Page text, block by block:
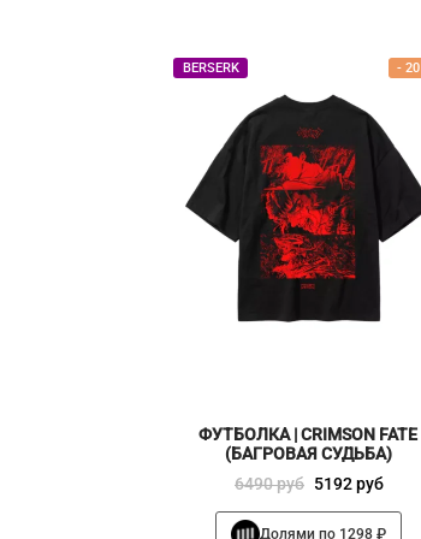
- 20
BERSERK
ФУТБОЛКА | CRIMSON FATE
(БАГРОВАЯ СУДЬБА)
6490руб
Первоначальная
цена
5192руб
Текущая
цена:
Долями по 1298 ₽